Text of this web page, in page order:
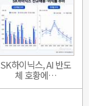
SK하이닉스, AI 반도
체 호황에…